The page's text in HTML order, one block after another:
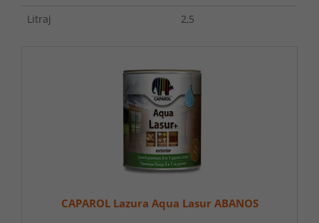
Litraj
2,5
CAPAROL Lazura Aqua Lasur ABANOS